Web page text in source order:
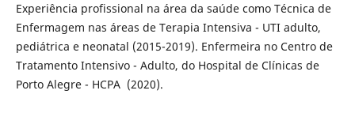
Experiência profissional na área da saúde como Técnica de
Enfermagem nas áreas de Terapia Intensiva - UTI adulto,
pediátrica e neonatal (2015-2019). Enfermeira no Centro de
Tratamento Intensivo - Adulto, do Hospital de Clínicas de
Porto Alegre - HCPA (2020).